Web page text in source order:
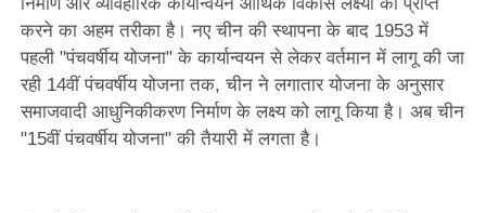
करने का अहम तरीका है। नए चीन की स्थापना के बाद 1953 में
पहली "पंचवर्षीय योजना" के कार्यान्वयन से लेकर वर्तमान में लागू की जा
रही 14वीं पंचवर्षीय योजना तक, चीन ने लगातार योजना के अनुसार
समाजवादी आधुनिकीकरण निर्माण के लक्ष्य को लागू किया है। अब चीन
"15वीं पंचवर्षीय योजना" की तैयारी में लगता है।